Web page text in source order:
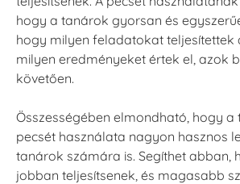
hogy a tanárok gyorsan és
hogy milyen feladatokat teljesítettek
milyen eredményeket értek el, azok
követően.
Összességében elmondható, hogy a
pecsét használata nagyon hasznos
tanárok számára is. Segíthet abban,
jobban teljesítsenek, és magasabb